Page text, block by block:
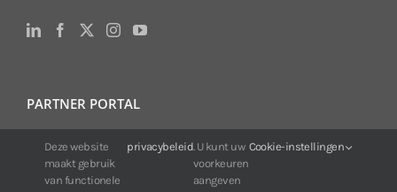
PARTNER PORTAL
Voor klanten van IDIS:
24/7 beschikbaarheid, altijd en overal.
Web:https://portal.idisglobal.solutions
Deze website
maakt gebruik
van functionele
privacybeleid. U kunt uw
voorkeuren
aangeven
Cookie-instellingen